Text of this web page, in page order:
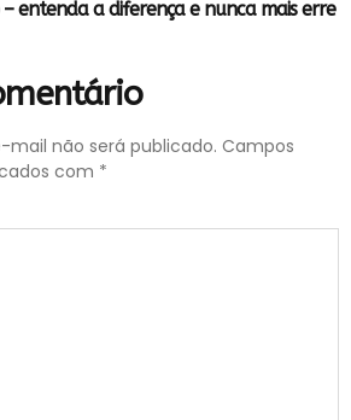
– entenda a diferença e nunca mais erre
não será publicado. Campos
com *